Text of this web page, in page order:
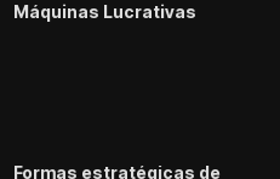
Máquinas Lucrativas
Formas estratégicas de